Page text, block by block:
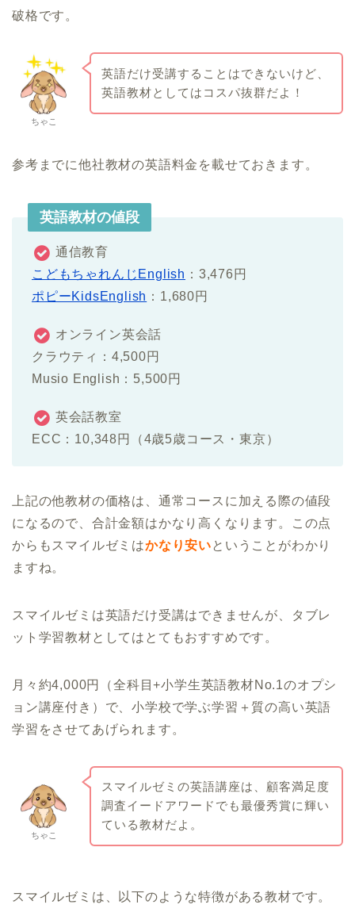
破格です。
ちゃこ
英語だけ受講することはできないけど、
英語教材としてはコスパ抜群だよ！
参考までに他社教材の英語料金を載せておきます。
英語教材の値段
通信教育
こどもちゃれんじEnglish ：3,476円
ポピーKidsEnglish ：1,680円
オンライン英会話
クラウティ：4,500円
Musio English：5,500円
英会話教室
ECC：10,348円（4歳5歳コース・東京）
上記の他教材の価格は、通常コースに加える際の値段
になるので、合計金額はかなり高くなります。この点
からもスマイルゼミはかなり安いということがわかり
ますね。
スマイルゼミは英語だけ受講はできませんが、タブレ
ット学習教材としてはとてもおすすめです。
月々約4,000円（全科目+小学生英語教材No.1のオプシ
ョン講座付き）で、小学校で学ぶ学習＋質の高い英語
学習をさせてあげられます。
ちゃこ
スマイルゼミの英語講座は、顧客満足度
調査イードアワードでも最優秀賞に輝い
ている教材だよ。
スマイルゼミは、以下のような特徴がある教材です。